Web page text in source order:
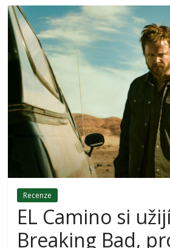
Recenze
EL Camino si
Breaking Bad,